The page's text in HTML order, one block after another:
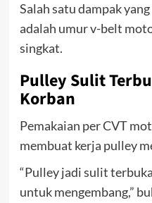
Salah satu dampak
adalah umur v-belt
singkat.
Pulley Sulit
Korban
Pemakaian per CVT
membuat kerja pulley
“Pulley jadi sulit
untuk mengembang,”